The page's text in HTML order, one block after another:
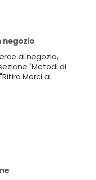
negozio
al negozio,
"Metodi di
Merci al